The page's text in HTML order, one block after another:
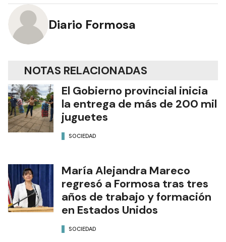
Diario Formosa
NOTAS RELACIONADAS
El Gobierno provincial inicia
la entrega de más de 200 mil
juguetes
SOCIEDAD
María Alejandra Mareco
regresó a Formosa tras tres
años de trabajo y formación
en Estados Unidos
SOCIEDAD